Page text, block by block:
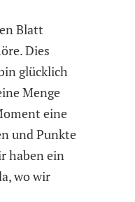
Blatt
Dies
glücklich
Menge
eine
und Punkte
haben ein
wo wir